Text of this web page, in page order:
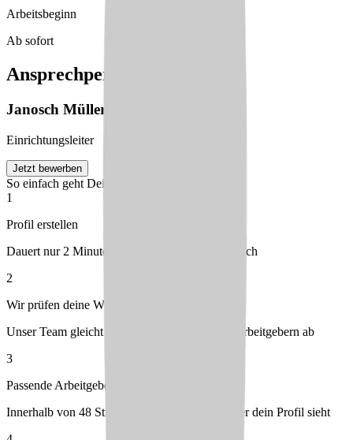
Arbeitsbeginn
Ab sofort
Ansprechperson
Janosch Müller
Einrichtungsleiter
Jetzt bewerben
So einfach geht Deine Bewerbung
1
Profil erstellen
Dauert nur 2 Minuten – kostenlos & unverbindlich
2
Wir prüfen deine Wünsche
Unser Team gleicht dein Profil mit passenden Arbeitgebern ab
3
Passende Arbeitgeber melden sich bei dir
Innerhalb von 48 Stunden – du entscheidest, wer dein Profil sieht